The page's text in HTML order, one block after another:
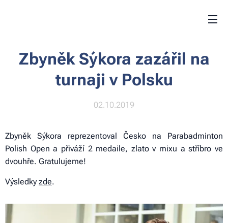
Zbyněk Sýkora zazářil na
turnaji v Polsku
02.10.2019
Zbyněk Sýkora reprezentoval Česko na Parabadminton
Polish Open a přiváží 2 medaile, zlato v mixu a stříbro ve
dvouhře. Gratulujeme!
Výsledkyzde.